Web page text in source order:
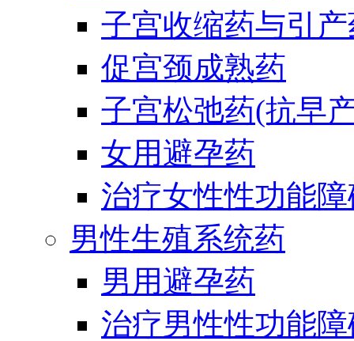
子宫收缩药与引
促宫颈成熟药
子宫松弛药(抗早
女用避孕药
治疗女性性功能
男性生殖系统药
男用避孕药
治疗男性性功能